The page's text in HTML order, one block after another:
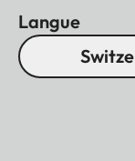
Langue